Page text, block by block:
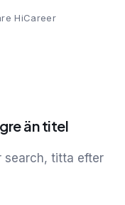
HiCareer
än titel
search, titta efter